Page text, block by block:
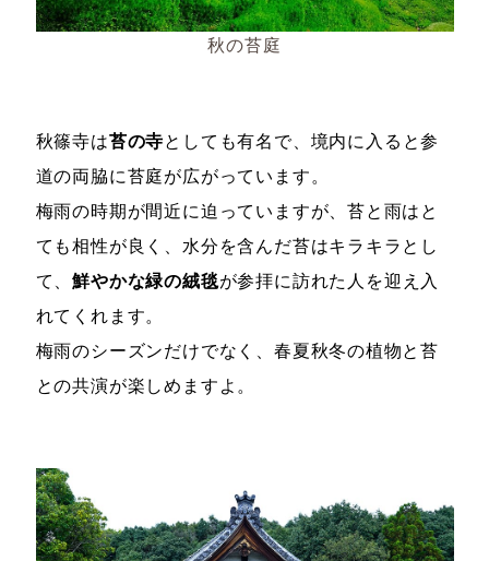
秋の苔庭
秋篠寺は苔の寺としても有名で、境内に入ると参
道の両脇に苔庭が広がっています。
梅雨の時期が間近に迫っていますが、苔と雨はと
ても相性が良く、水分を含んだ苔はキラキラとし
て、鮮やかな緑の絨毯が参拝に訪れた人を迎え入
れてくれます。
梅雨のシーズンだけでなく、春夏秋冬の植物と苔
との共演が楽しめますよ。